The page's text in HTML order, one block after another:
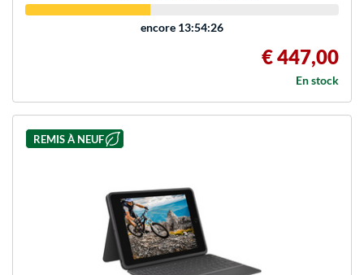
encore 13:54:26
€ 447,00
En stock
REMIS À NEUF